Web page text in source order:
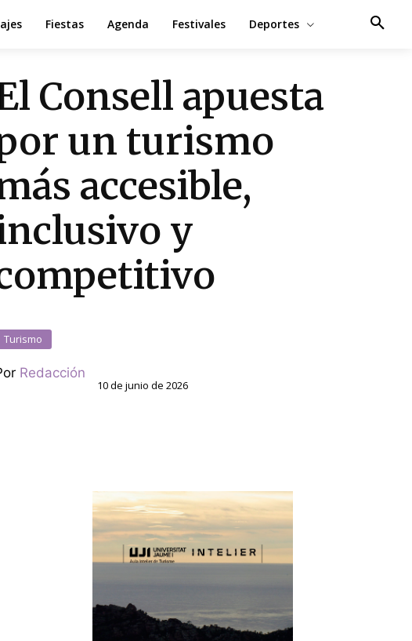
Fiestas Agenda Festivales Deportes
Consell apuesta
un turismo
accesible,
y
Turismo
Redacción
10 de junio de 2026